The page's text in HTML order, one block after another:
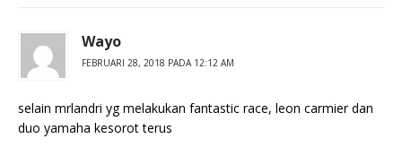
Wayo
FEBRUARI 28, 2018 PADA 12:12 AM
selain mrlandri yg melakukan fantastic race, leon carmier dan
duo yamaha kesorot terus